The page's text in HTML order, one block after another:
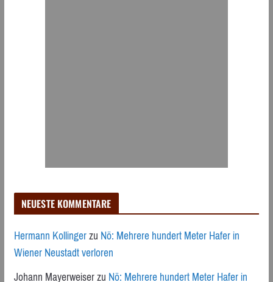
NEUESTE KOMMENTARE
Hermann KollingerzuNö: Mehrere hundert Meter Hafer in
Wiener Neustadt verloren
Johann MayerweiserzuNö: Mehrere hundert Meter Hafer in